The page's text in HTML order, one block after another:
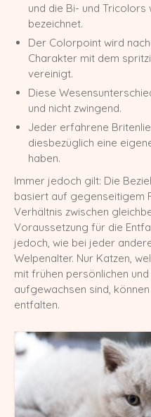
Q-Wurf vom
P-Wurf vom
O-Wurf vom
N-Wurf vom
M-Wurf vom
K-Wurf vom
J-Wurf vom
I-Wurf vom
H-Wurf vom
G-Wurf vom
F-Wurf vom
E-Wurf vom
D-Wurf vom
und die Bi- und
bezeichnet.
Der Colorpoint wird
Charakter mit dem
vereinigt.
Diese
und nicht zwingend.
Jeder erfahrene
diesbezüglich eine
haben.
Immer jedoch gilt: Die
basiert auf gegenseitigem
Verhältnis zwischen
Voraussetzung für die
jedoch, wie bei jeder
Welpenalter. Nur Katzen,
mit frühen persönlichen
aufgewachsen sind,
entfalten.